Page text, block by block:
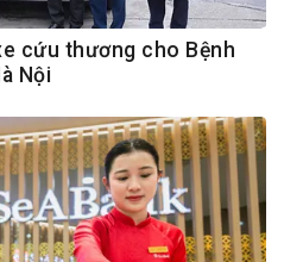
cứu thương cho Bệnh
Nội